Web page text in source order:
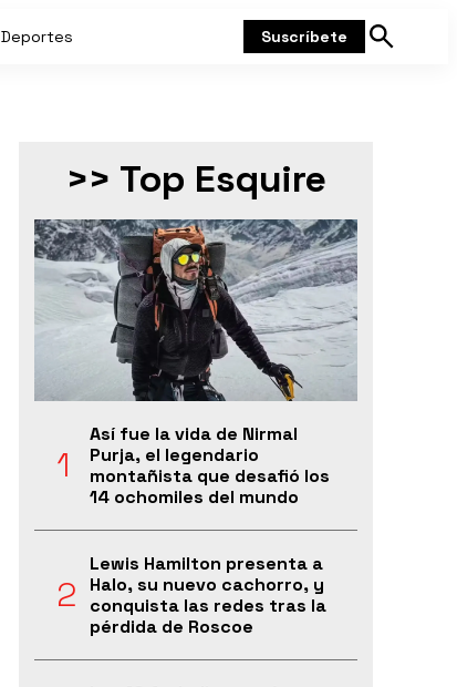
Deportes Suscríbete
Mostrar
>> Top Esquire
Así fue la vida de Nirmal
Purja, el legendario
montañista que desafió los
14 ochomiles del mundo
Lewis Hamilton presenta a
Halo, su nuevo cachorro, y
conquista las redes tras la
pérdida de Roscoe